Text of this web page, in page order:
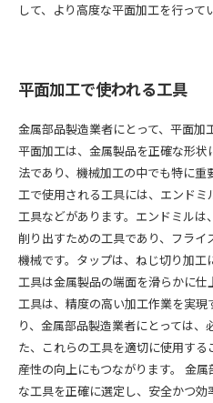
して、より高度な平面加工を行って
平面加工で使われる工具
金属部品製造業者にとって、平面加
平面加工は、金属製品を正確な形
法であり、機械加工の中でも特に
工で使用される工具には、エンド
工具などがあります。エンドミル
削り出すための工具であり、フラ
機械です。タップは、ねじ切り加工
工具は金属製品の端面を滑らかに
工具は、精度の高い加工作業を実
り、金属部品製造業者にとっては
た、これらの工具を適切に使用す
産性の向上にもつながります。 金
な工具を正確に選定し、安全かつ